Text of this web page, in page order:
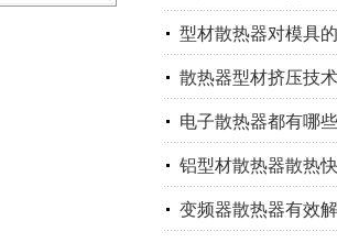
型材散热器对模具
散热器型材挤压技
电子散热器都有哪
铝型材散热器散热
变频器散热器有效